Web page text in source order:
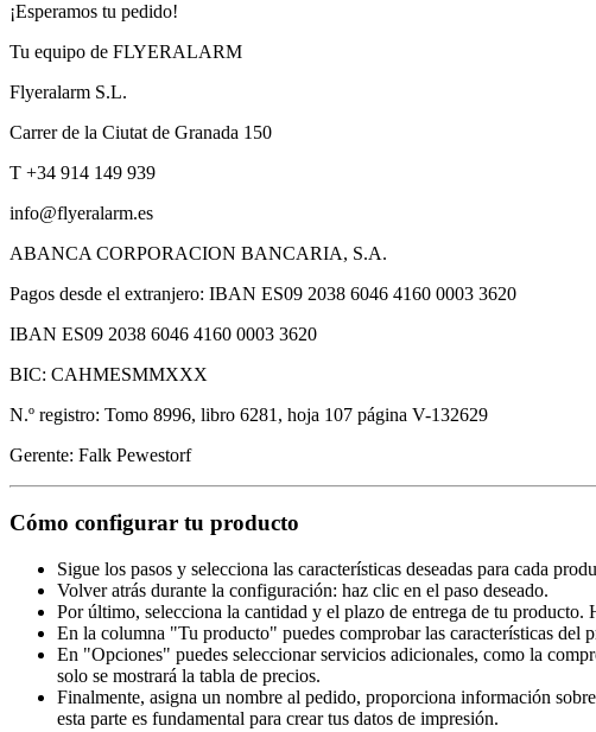
¡Esperamos tu pedido!
Tu equipo de FLYERALARM
Flyeralarm S.L.
Carrer de la Ciutat de Granada 150
T +34 914 149 939
info@flyeralarm.es
ABANCA CORPORACION BANCARIA, S.A.
Pagos desde el extranjero: IBAN ES09 2038 6046 4160 0003 3620
IBAN ES09 2038 6046 4160 0003 3620
BIC: CAHMESMMXXX
N.º registro: Tomo 8996, libro 6281, hoja 107 página V-132629
Gerente: Falk Pewestorf
Cómo configurar tu producto
Sigue los pasos y selecciona las características deseadas para cada
Volver atrás durante la configuración: haz clic en el paso deseado.
Por último, selecciona la cantidad y el plazo de entrega de tu
En la columna "Tu producto" puedes comprobar las características del
En "Opciones" puedes seleccionar servicios adicionales, como la
solo se mostrará la tabla de precios.
Finalmente, asigna un nombre al pedido, proporciona información
esta parte es fundamental para crear tus datos de impresión.